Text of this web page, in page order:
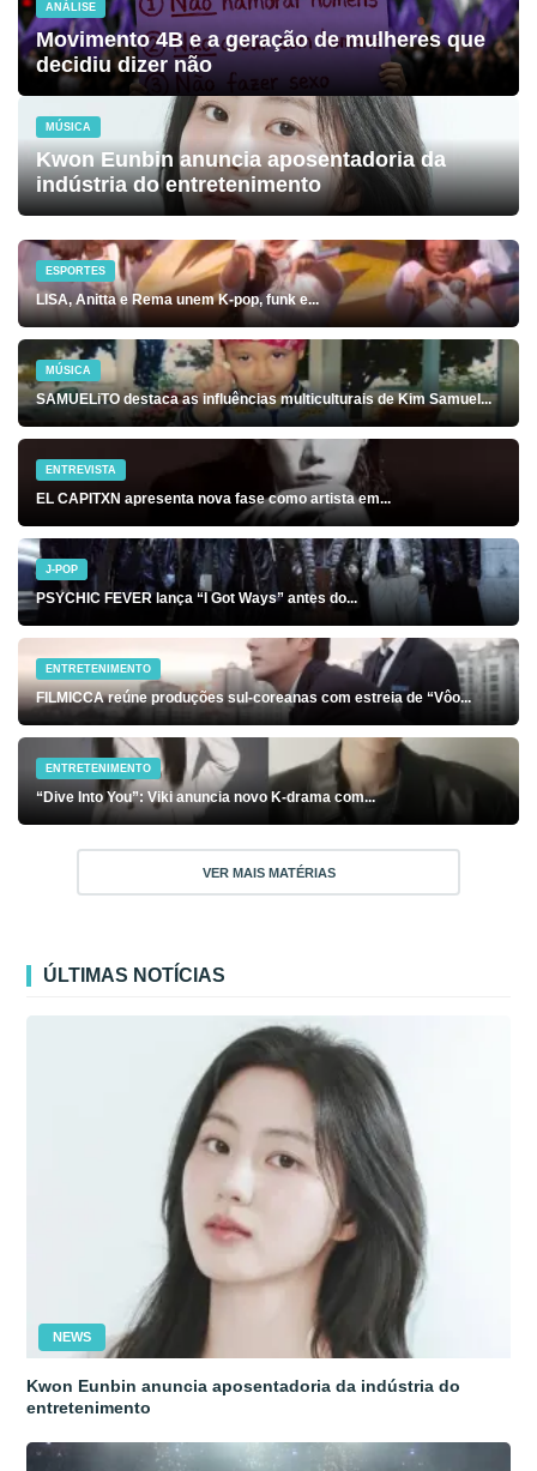
ANÁLISE
Movimento 4B e a geração de mulheres que
decidiu dizer não
MÚSICA
Kwon Eunbin anuncia aposentadoria da
indústria do entretenimento
ESPORTES
LISA, Anitta e Rema unem K-pop, funk e...
MÚSICA
SAMUELiTO destaca as influências multiculturais de Kim Samuel...
ENTREVISTA
EL CAPITXN apresenta nova fase como artista em...
J-POP
PSYCHIC FEVER lança “I Got Ways” antes do...
ENTRETENIMENTO
FILMICCA reúne produções sul-coreanas com estreia de “Vôo...
ENTRETENIMENTO
“Dive Into You”: Viki anuncia novo K-drama com...
VER MAIS MATÉRIAS
ÚLTIMAS NOTÍCIAS
NEWS
Kwon Eunbin anuncia aposentadoria da indústria do
entretenimento